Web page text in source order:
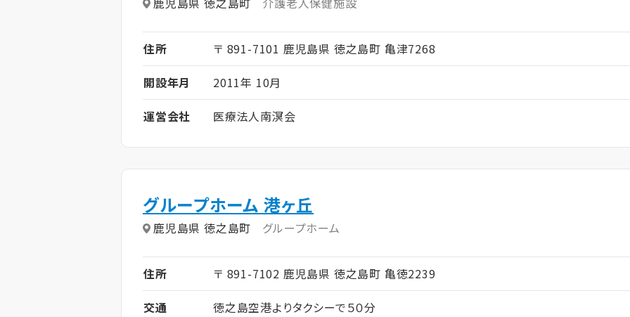
住所
〒 891-7101 鹿児島県 徳之島町 亀津7268
開設年月
2011年 10月
運営会社
医療法人南溟会
グループホーム 港ヶ丘
鹿児島県 徳之島町 グループホーム
住所
〒 891-7102 鹿児島県 徳之島町 亀徳2239
交通
徳之島空港よりタクシーで５０分